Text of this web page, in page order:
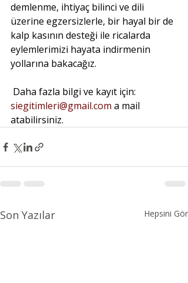
demlenme, ihtiyaç bilinci ve dili
üzerine egzersizlerle, bir hayal bir de
kalp kasının desteği ile ricalarda
eylemlerimizi hayata indirmenin
yollarına bakacağız.
Daha fazla bilgi ve kayıt için:
siegitimleri@gmail.com a mail
atabilirsiniz.
Son Yazılar Hepsini Gör